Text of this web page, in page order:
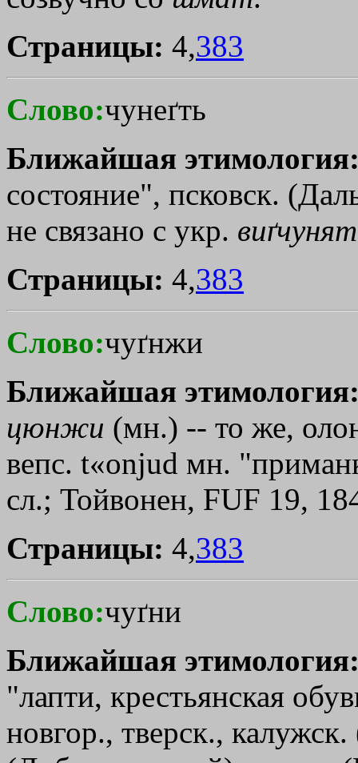
Страницы: 4,383
Слово:чунеґть
Ближайшая
состояние", псковск.
не связано с укр.
Страницы: 4,383
Слово:чуґнжи
Ближайшая
цюнжи (мн.) -- то же,
вепс. t«onјud мн.
сл.; Тойвонен, FUF 19,
Страницы: 4,383
Слово:чуґни
Ближайшая
"лапти, крестьянская
новгор., тверск.,